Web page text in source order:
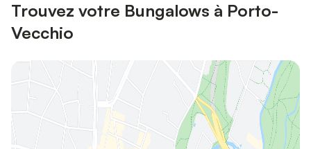
Trouvez votre Bungalows à Porto-
Vecchio